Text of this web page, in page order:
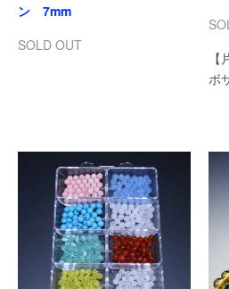
ン 7mm
SOLD OUT
ボ